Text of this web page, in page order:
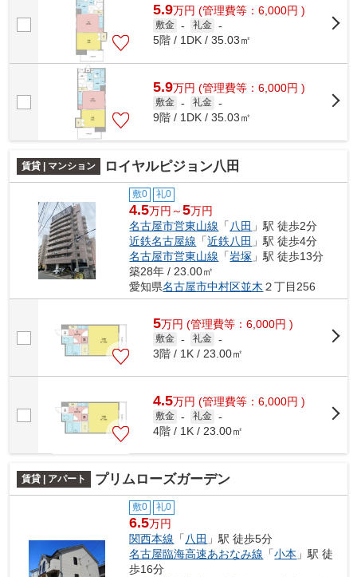
5.9万円 (管理費等：6,000円 )
敷金 - 礼金 -
5階 / 1DK / 35.03㎡
5.9万円 (管理費等：6,000円 )
敷金 - 礼金 -
9階 / 1DK / 35.03㎡
賃貸 | マンション ロイヤルピジョン八田
敷0 礼0
4.5万円～5万円
名古屋市営東山線 「八田 」駅 徒歩2分
近鉄名古屋線 「近鉄八田 」駅 徒歩4分
名古屋市営東山線 「岩塚 」駅 徒歩13分
築28年 / 23.00㎡
愛知県名古屋市中村区並木 ２丁目256
5万円 (管理費等：6,000円 )
敷金 - 礼金 -
3階 / 1K / 23.00㎡
4.5万円 (管理費等：6,000円 )
敷金 - 礼金 -
4階 / 1K / 23.00㎡
賃貸 | アパート プリムローズガーデン
敷0 礼0
6.5万円
関西本線 「八田 」駅 徒歩5分
名古屋臨海高速あおなみ線 「小本 」駅 徒
歩16分